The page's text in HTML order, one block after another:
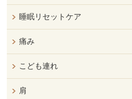
睡眠リセットケア
痛み
こども連れ
肩